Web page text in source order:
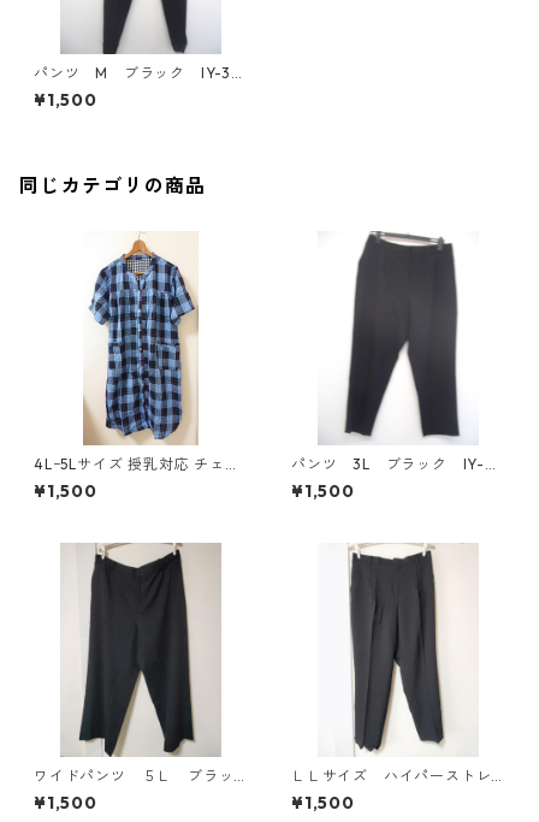
パンツ M ブラック IY-38
21
¥1,500
同じカテゴリの商品
4Lｰ5Lサイズ 授乳対応 チェッ
ク柄 半袖ルームウェア マタニ
ティ ブルー系/グレー ◆KIY-1
¥1,500
パンツ 3L ブラック IY-45
25
¥1,500
ワイドパンツ ５Ｌ ブラッ
ク KAE-4725
¥1,500
ＬＬサイズ ハイパーストレ
ッチ センタープレスパン
ツ ブラック KAE-4704
¥1,500